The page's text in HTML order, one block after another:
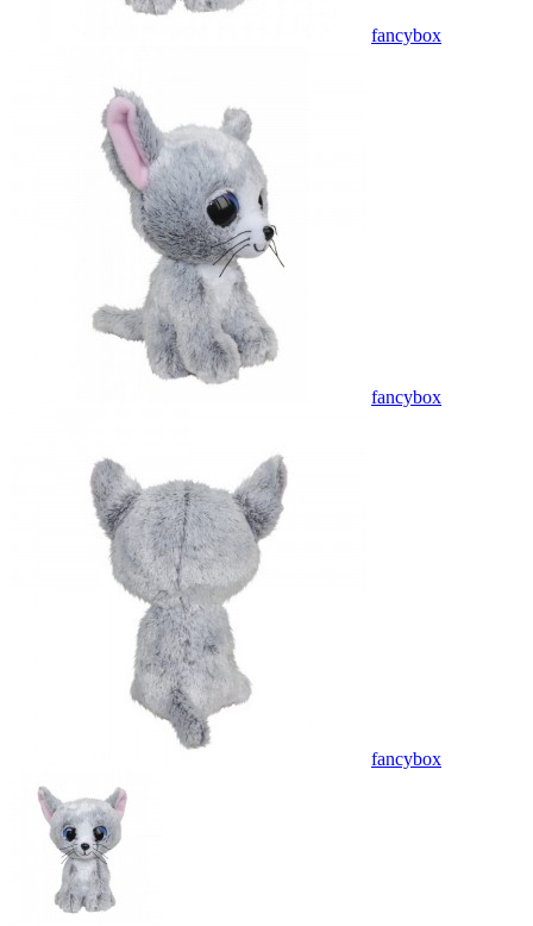
fancybox
fancybox
fancybox